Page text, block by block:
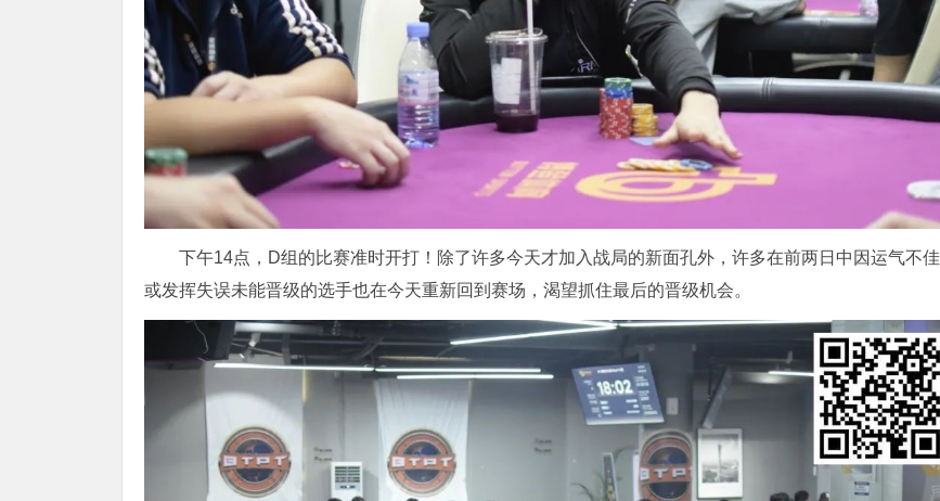
下午14点，D组的比赛准时开打！除了许多今天才加入战局的新面孔外，许多在前两日中因运气不佳
或发挥失误未能晋级的选手也在今天重新回到赛场，渴望抓住最后的晋级机会。